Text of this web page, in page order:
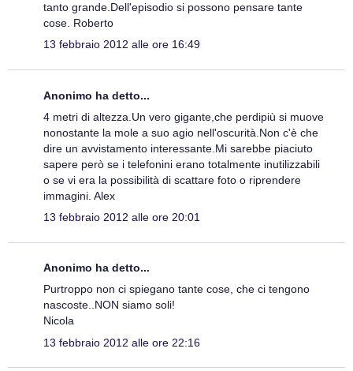
tanto grande.Dell'episodio si possono pensare tante
cose. Roberto
13 febbraio 2012 alle ore 16:49
Anonimo ha detto...
4 metri di altezza.Un vero gigante,che perdipiù si muove
nonostante la mole a suo agio nell'oscurità.Non c'è che
dire un avvistamento interessante.Mi sarebbe piaciuto
sapere però se i telefonini erano totalmente inutilizzabili
o se vi era la possibilità di scattare foto o riprendere
immagini. Alex
13 febbraio 2012 alle ore 20:01
Anonimo ha detto...
Purtroppo non ci spiegano tante cose, che ci tengono
nascoste..NON siamo soli!
Nicola
13 febbraio 2012 alle ore 22:16